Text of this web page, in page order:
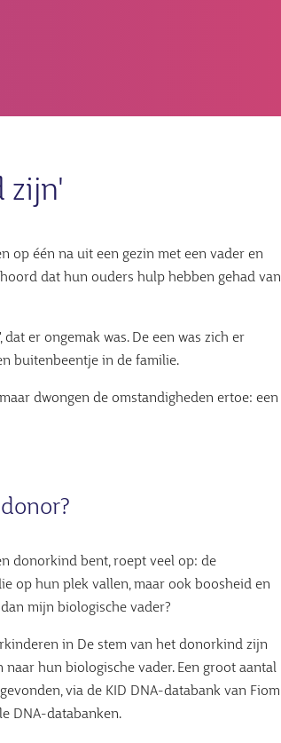
zijn'
op één na uit een gezin met een vader en
dat hun ouders hulp hebben gehad van
er ongemak was. De een was zich er
buitenbeentje in de familie.
dwongen de omstandigheden ertoe: een
donorkind bent, roept veel op: de
op hun plek vallen, maar ook boosheid en
mijn biologische vader?
in De stem van het donorkind zijn
naar hun biologische vader. Een groot aantal
via de KID DNA-databank van Fiom
DNA-databanken.